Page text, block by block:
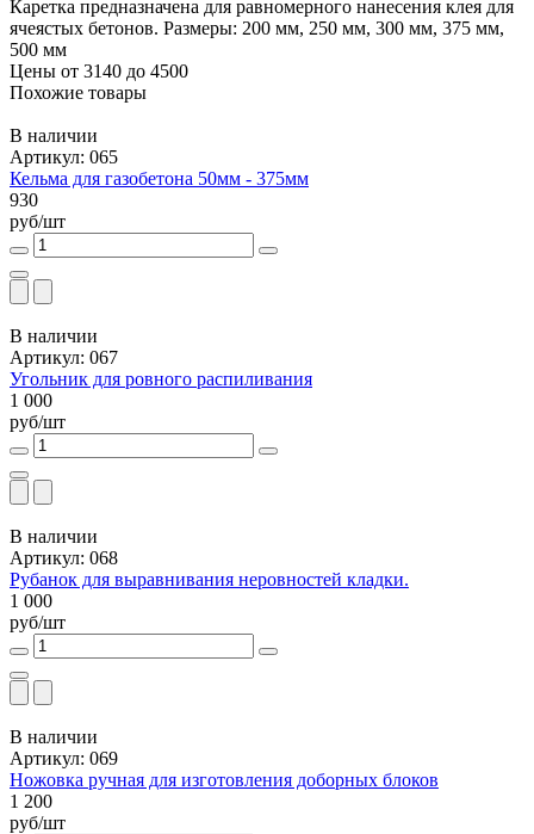
Каретка предназначена для равномерного нанесения клея для
ячеястых бетонов. Размеры: 200 мм, 250 мм, 300 мм, 375 мм,
500 мм
Цены от 3140 до 4500
Похожие товары
В наличии
Артикул: 065
Кельма для газобетона 50мм - 375мм
930
руб/шт
В наличии
Артикул: 067
Угольник для ровного распиливания
1 000
руб/шт
В наличии
Артикул: 068
Рубанок для выравнивания неровностей кладки.
1 000
руб/шт
В наличии
Артикул: 069
Ножовка ручная для изготовления доборных блоков
1 200
руб/шт